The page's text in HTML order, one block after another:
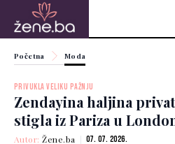
Početna Moda
PRIVUKLA VELIKU PAŽNJU
Zendayina haljina
stigla iz Pariza u
Autor:Žene.ba 07. 07. 2026.